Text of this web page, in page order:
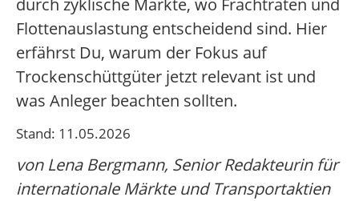
durch zyklische Märkte, wo Frachtraten und
Flottenauslastung entscheidend sind. Hier
erfährst Du, warum der Fokus auf
Trockenschüttgüter jetzt relevant ist und
was Anleger beachten sollten.
Stand: 11.05.2026
von Lena Bergmann, Senior Redakteurin für
internationale Märkte und Transportaktien